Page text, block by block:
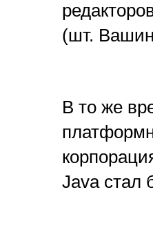
(шт.
В то же
Java стал